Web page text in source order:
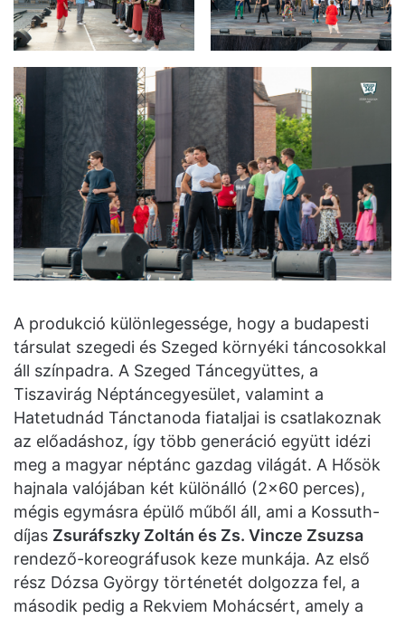
A produkció különlegessége, hogy a budapesti
társulat szegedi és Szeged környéki táncosokkal
áll színpadra. A Szeged Táncegyüttes, a
Tiszavirág Néptáncegyesület, valamint a
Hatetudnád Tánctanoda fiataljai is csatlakoznak
az előadáshoz, így több generáció együtt idézi
meg a magyar néptánc gazdag világát. A Hősök
hajnala valójában két különálló (2×60 perces),
mégis egymásra épülő műből áll, ami a Kossuth-
díjas Zsuráfszky Zoltán és Zs. Vincze Zsuzsa
rendező-koreográfusok keze munkája. Az első
rész Dózsa György történetét dolgozza fel, a
második pedig a Rekviem Mohácsért, amely a